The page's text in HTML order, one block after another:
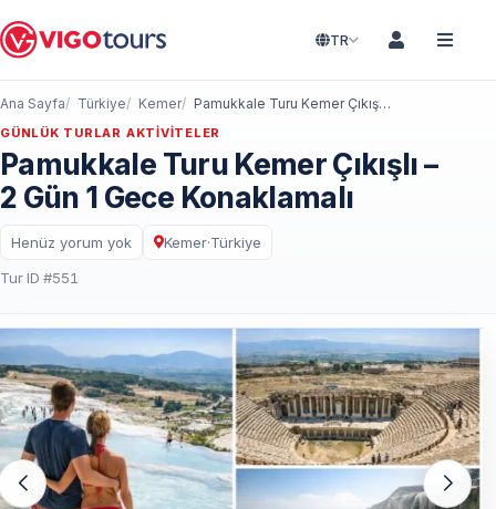
TR
Ana Sayfa Türkiye Kemer Pamukkale Turu Kemer Çıkışlı – 2 Gün 1 Gece Konaklamalı
GÜNLÜK TURLAR AKTIVITELER
Pamukkale Turu Kemer Çıkışlı –
2 Gün 1 Gece Konaklamalı
Henüz yorum yok Kemer·Türkiye
Tur ID #551